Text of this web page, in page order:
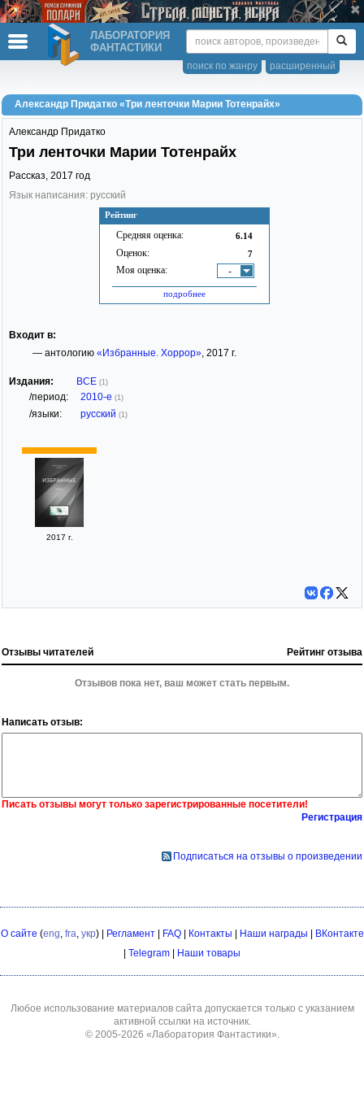
ЛАБОРАТОРИЯ
ФАНТАСТИКИ
расширенный
поиск по жанру
Александр Придатко «Три ленточки Марии Тотенрайх»
Рейтинг
Средняя оценка: 6.14
Оценок: 7
Моя оценка: -
подробнее
Александр Придатко
Три ленточки Марии Тотенрайх
Рассказ, 2017 год
Язык написания: русский
Входит в:
— антологию «Избранные. Хоррор», 2017 г.
Издания: ВСЕ (1)
/период: 2010-е (1)
/языки: русский (1)
2017 г.
Отзывы читателей Рейтинг отзыва
Отзывов пока нет, ваш может стать первым.
Написать отзыв:
Писать отзывы могут только зарегистрированные посетители!
Регистрация
Подписаться на отзывы о произведении
О сайте (eng fra укр) | Регламент| FAQ| Контакты | Наши награды | ВКонтакте
| Telegram | Наши товары
Любое использование материалов сайта допускается только с указанием
активной ссылки на источник.
© 2005-2026 «Лаборатория Фантастики»